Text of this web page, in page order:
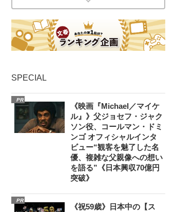
SPECIAL
PR
《映画『Michael／マイケ
ル』》父ジョセフ・ジャク
ソン役、コールマン・ドミ
ンゴ オフィシャルインタ
ビュー“観客を魅了した名
優、複雑な父親像への想い
を語る”《日本興収70億円
突破》
PR
《祝59歳》日本中の【ス